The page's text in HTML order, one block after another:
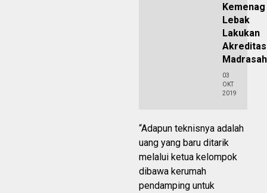
Kemenag
Lebak
Lakukan
Madrasah
03
OKT
2019
“Adapun teknisnya adalah
uang yang baru ditarik
melalui ketua kelompok
dibawa kerumah
pendamping untuk